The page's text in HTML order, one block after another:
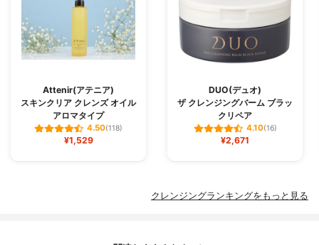
Attenir(アテニア)
スキンクリア クレンズ オイル
アロマタイプ
4.50(118)
¥1,529
DUO(デュオ)
ザ クレンジングバーム ブラッ
クリペア
4.10(16)
¥2,671
クレンジングランキングをもっと見る